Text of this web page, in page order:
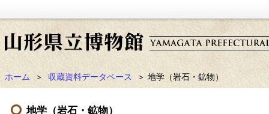
ホーム ＞ 収蔵資料データベース ＞ 地学（岩石・鉱物）
地学（岩石・鉱物）